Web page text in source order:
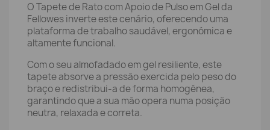
O Tapete de Rato com Apoio de Pulso em Gel da
Fellowes inverte este cenário, oferecendo uma
plataforma de trabalho saudável, ergonómica e
altamente funcional.
Com o seu almofadado em gel resiliente, este
tapete absorve a pressão exercida pelo peso do
braço e redistribui-a de forma homogénea,
garantindo que a sua mão opera numa posição
neutra, relaxada e correta.